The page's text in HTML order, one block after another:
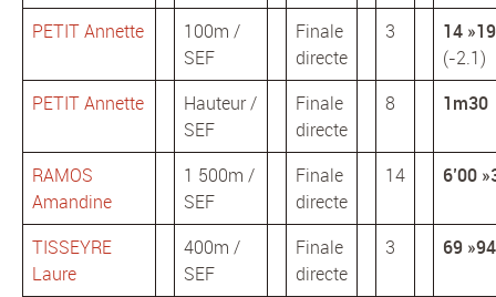
PETIT Annette
100m /
SEF
Finale
directe
3
14 »19
(-2.1)
PETIT Annette
Hauteur /
SEF
Finale
directe
8 1m30
RAMOS
Amandine
1 500m /
SEF
Finale
directe
14 6’00
TISSEYRE
Laure
400m /
SEF
Finale
directe
3 69 »94